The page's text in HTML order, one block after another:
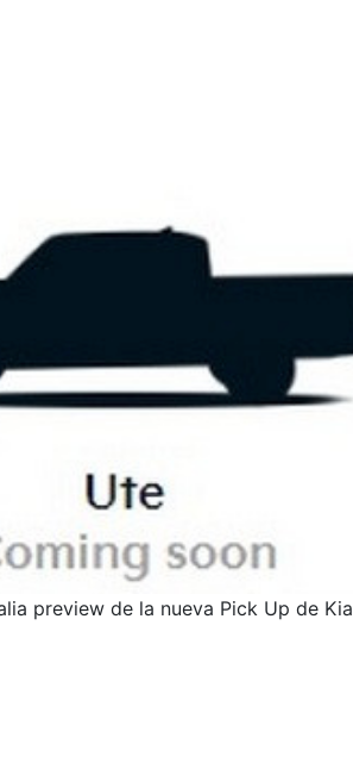
preview de la nueva Pick Up de Kia